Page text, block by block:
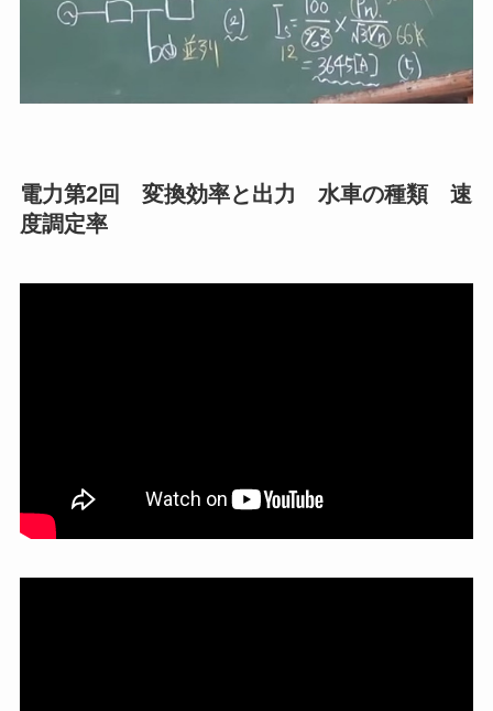
電力第2回 変換効率と出力 水車の種類 速
度調定率